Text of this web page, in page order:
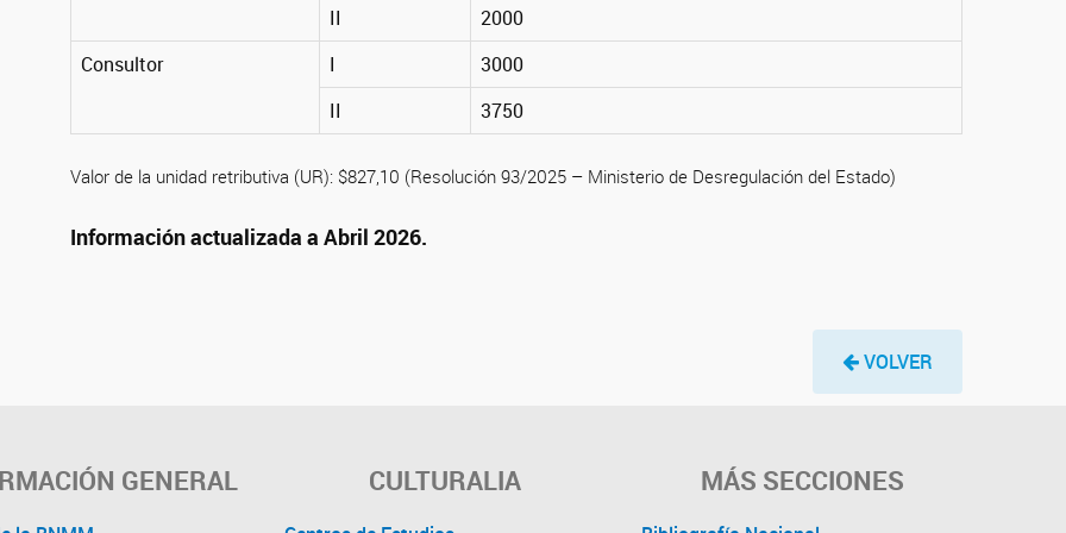
II
2000
Consultor
I
3000
II
3750
Valor de la unidad retributiva (UR): $827,10 (Resolución 93/2025 – Ministerio de Desregulación del Estado)
Información actualizada a Abril 2026.
VOLVER
GENERAL CULTURALIA MÁS SECCIONES